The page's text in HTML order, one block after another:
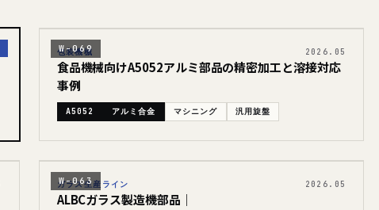
W-069
包装機械 2026.05
食品機械向けA5052アルミ部品の精密加工と溶接対応
事例
A5052 アルミ合金 マシニング 汎用旋盤
W-063
ガラス生産ライン 2026.05
ALBCガラス製造機部品｜